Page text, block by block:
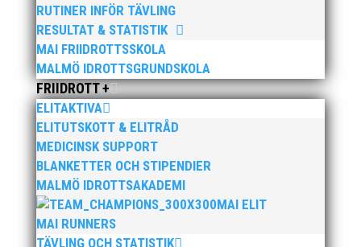
RUTINER INFÖR TÄVLING
RESULTAT & STATISTIK
MAI FRIIDROTTSSKOLA
MALMÖ IDROTTSGRUNDSKOLA
FRIIDROTT +
ELITAKTIVA
ELITUTSKOTT & ELITRÅD
MEDICINSK SUPPORT
BLANKETTER OCH STIPENDIER
MALMÖ IDROTTSAKADEMI
MAI ELIT
MAI RUNNERS
TÄVLING OCH STATISTIK
Bilder från Stafett-SM 2026. Foto: Thomas
Leandersson Fler bilder från MAI:s Årsmöte 2026
Anders Hallström, 55, blir ny klubbchef i MAI. Han